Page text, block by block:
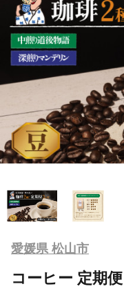
愛媛県 松山市
コーヒー 定期